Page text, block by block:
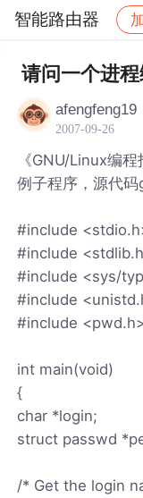
智能路由器
社区 智能路由
请问一个进
afengfeng19
2007-09-26
《GNU/Linux编
例子程序，源代
#include
#include
#include <sys/
#include
#include
int main(void)
{
char *login;
struct passwd
/* Get the login